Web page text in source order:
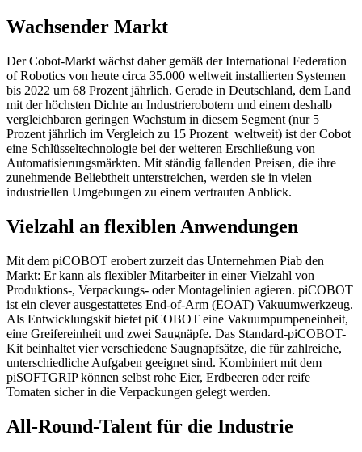
Wachsender Markt
Der Cobot-Markt wächst daher gemäß der International Federation
of Robotics von heute circa 35.000 weltweit installierten Systemen
bis 2022 um 68 Prozent jährlich. Gerade in Deutschland, dem Land
mit der höchsten Dichte an Industrierobotern und einem deshalb
vergleichbaren geringen Wachstum in diesem Segment (nur 5
Prozent jährlich im Vergleich zu 15 Prozent weltweit) ist der Cobot
eine Schlüsseltechnologie bei der weiteren Erschließung von
Automatisierungsmärkten. Mit ständig fallenden Preisen, die ihre
zunehmende Beliebtheit unterstreichen, werden sie in vielen
industriellen Umgebungen zu einem vertrauten Anblick.
Vielzahl an flexiblen Anwendungen
Mit dem piCOBOT erobert zurzeit das Unternehmen Piab den
Markt: Er kann als flexibler Mitarbeiter in einer Vielzahl von
Produktions-, Verpackungs- oder Montagelinien agieren. piCOBOT
ist ein clever ausgestattetes End-of-Arm (EOAT) Vakuumwerkzeug.
Als Entwicklungskit bietet piCOBOT eine Vakuumpumpeneinheit,
eine Greifereinheit und zwei Saugnäpfe. Das Standard-piCOBOT-
Kit beinhaltet vier verschiedene Saugnapfsätze, die für zahlreiche,
unterschiedliche Aufgaben geeignet sind. Kombiniert mit dem
piSOFTGRIP können selbst rohe Eier, Erdbeeren oder reife
Tomaten sicher in die Verpackungen gelegt werden.
All-Round-Talent für die Industrie